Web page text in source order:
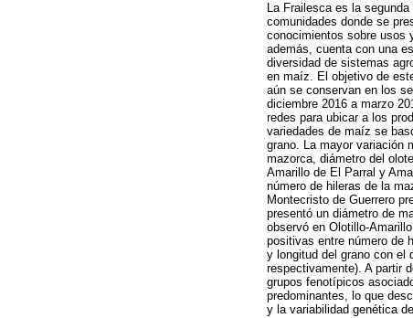
La Frailesca es la
comunidades donde se
conocimientos sobre usos
además, cuenta con una
diversidad de sistemas
en maíz. El objetivo de
aún se conservan en los
diciembre 2016 a marzo
redes para ubicar a los
variedades de maíz se
grano. La mayor variación
mazorca, diámetro del
Amarillo de El Parral y
número de hileras de la
Montecristo de Guerrero
presentó un diámetro de
observó en Olotillo-
positivas entre número de
y longitud del grano con el
respectivamente). A partir
grupos fenotípicos
predominantes, lo que
y la variabilidad genética